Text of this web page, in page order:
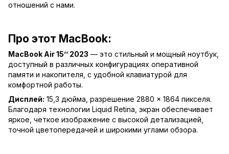
отношений с нами.
Про этот MacBook:
MacBook Air 15’’ 2023 — это стильный и мощный ноутбук,
доступный в различных конфигурациях оперативной
памяти и накопителя, с удобной клавиатурой для
комфортной работы.
Дисплей: 15,3 дюйма, разрешение 2880 × 1864 пикселя.
Благодаря технологии Liquid Retina, экран обеспечивает
яркое, четкое изображение с высокой детализацией,
точной цветопередачей и широкими углами обзора.